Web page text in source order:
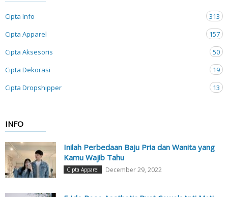
Cipta Info
313
Cipta Apparel
157
Cipta Aksesoris
50
Cipta Dekorasi
19
Cipta Dropshipper
13
INFO
Inilah Perbedaan Baju Pria dan Wanita yang
Kamu Wajib Tahu
Cipta Apparel December 29, 2022